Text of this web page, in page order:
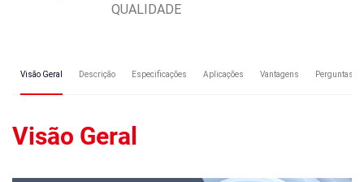
QUALIDADE
Visão Geral Descrição Especificações Aplicações Vantagens Perguntas
Visão Geral